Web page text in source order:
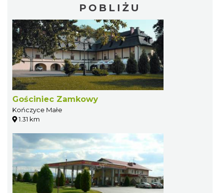
POBLIŻU
Gościniec Zamkowy
Kończyce Małe
1.31 km